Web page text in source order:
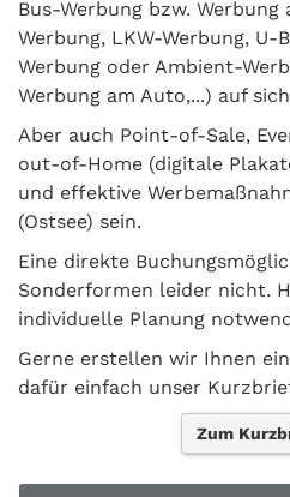
Bus-Werbung bzw.
Werbung, LKW-Werbung,
Werbung oder Ambient-
Werbung am Auto,...) auf
Aber auch Point-of-Sale,
out-of-Home (digitale
und effektive
(Ostsee) sein.
Eine direkte
Sonderformen leider nicht.
individuelle Planung
Gerne erstellen wir Ihnen
dafür einfach unser
Zum